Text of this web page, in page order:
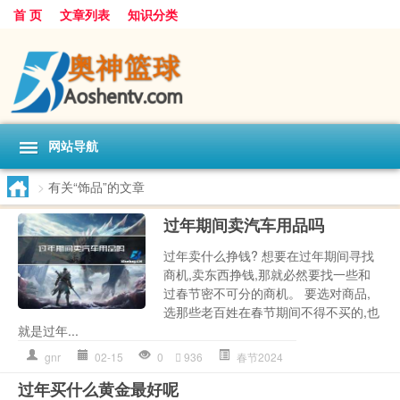
首 页 文章列表 知识分类
网站导航
> 有关“饰品”的文章
过年期间卖汽车用品吗
过年卖什么挣钱? 想要在过年期间寻找
商机,卖东西挣钱,那就必然要找一些和
过春节密不可分的商机。 要选对商品,
选那些老百姓在春节期间不得不买的,也
就是过年...
gnr 02-15 0 936 春节2024
过年买什么黄金最好呢